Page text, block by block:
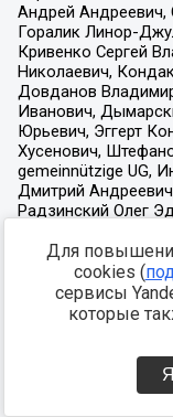
Для
cookies (
сервисы
которые